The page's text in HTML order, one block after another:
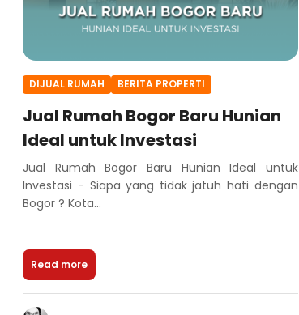
DIJUAL RUMAH BERITA PROPERTI
Jual Rumah Bogor Baru Hunian
Ideal untuk Investasi
Jual Rumah Bogor Baru Hunian Ideal untuk
Investasi - Siapa yang tidak jatuh hati dengan
Bogor ? Kota...
Read more